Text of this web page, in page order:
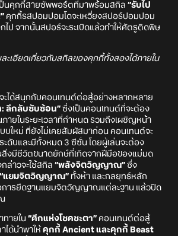
ป็นคุกกี้สายซัพพอร์ตที่มาพร้อมสกิล “รับไป
คุกกี้รสปอมปอมโดจะเหวี่ยงสปอร์ปอมปอม
ไป จากนั้นสปอร์จะระเบิดแล้วทำให้ศัตรูติดพิษ
ะเอียดเกี่ยวกับสกิลของคุกกี้ทั้งสองได้ภายใน
ะได้สนุกกับคอนเทนต์ต่อสู้อย่างหลากหลาย
: ลึกลับซับซ้อน” ซึ่งเป็นคอนเทนต์ที่จะต้อง
ายในระยะเวลาที่กำหนด รวมถึงเผชิญหน้า
ใหม่ ที่ยังไม่เคยสัมผัสมาก่อน คอนเทนต์จะ
ะดับและมีทั้งหมด 3 ซีซั่น โดยผู้เล่นจะต้อง
งมีชีวิตขนาดยักษ์ที่เกิดจากฝีมือของแม่มด
ล่าวจะใช้สกิล “พลังจิตวิญญาณ” ซึ่ง
“แยมจิตวิญญาณ” ทั้งห้า และกลยุทธ์หลัก
การยึดฐานแยมจิตวิญญาณแต่ละฐาน แล้วปิด
ทายใน “ศึกแห่งโชคชะตา” คอนเทนต์ต่อสู้
ได้นำพาให้ คุกกี้ Ancient และคุกกี้ Beast